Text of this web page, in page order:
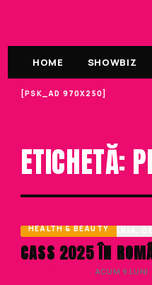
HOME SHOWBIZ
[PSK_AD 970X250]
ETICHETĂ:
HEALTH & BEAUTY
CASS 2025 ÎN
· ACUM 9 LUNI